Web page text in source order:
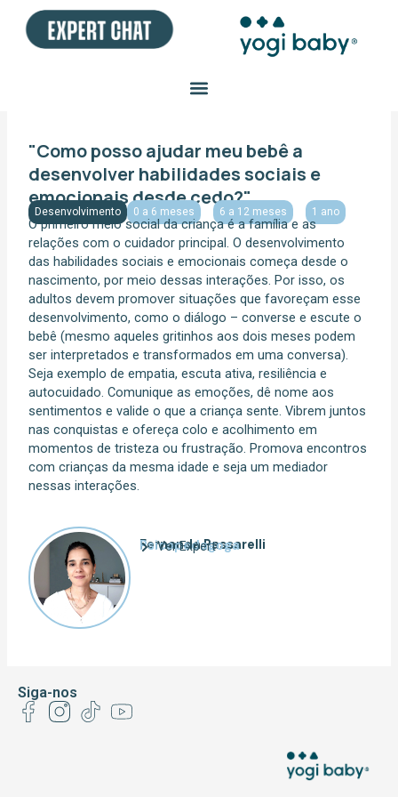
"Como posso ajudar meu bebê a
desenvolver habilidades sociais e
emocionais desde cedo?"
Desenvolvimento 0 a 6 meses 6 a 12 meses 1 ano
O primeiro meio social da criança é a família e as
relações com o cuidador principal. O desenvolvimento
das habilidades sociais e emocionais começa desde o
nascimento, por meio dessas interações. Por isso, os
adultos devem promover situações que favoreçam esse
desenvolvimento, como o diálogo – converse e escute o
bebê (mesmo aqueles gritinhos aos dois meses podem
ser interpretados e transformados em uma conversa).
Seja exemplo de empatia, escuta ativa, resiliência e
autocuidado. Comunique as emoções, dê nome aos
sentimentos e valide o que a criança sente. Vibrem juntos
nas conquistas e ofereça colo e acolhimento em
momentos de tristeza ou frustração. Promova encontros
com crianças da mesma idade e seja um mediador
nessas interações.
Fernanda Passarelli
Psicopedagoga
Ver Expert
Siga-nos